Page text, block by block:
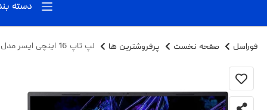
دسته
فوراسل صفحه نخست پرفروشترین ها لپ تاپ 16 اینچی ایسر مدل Predator Helios Neo 16 PHN16-72-99PA-i9 14900HX-16GB DDR5-1TB SSD-RTX4060-FHD